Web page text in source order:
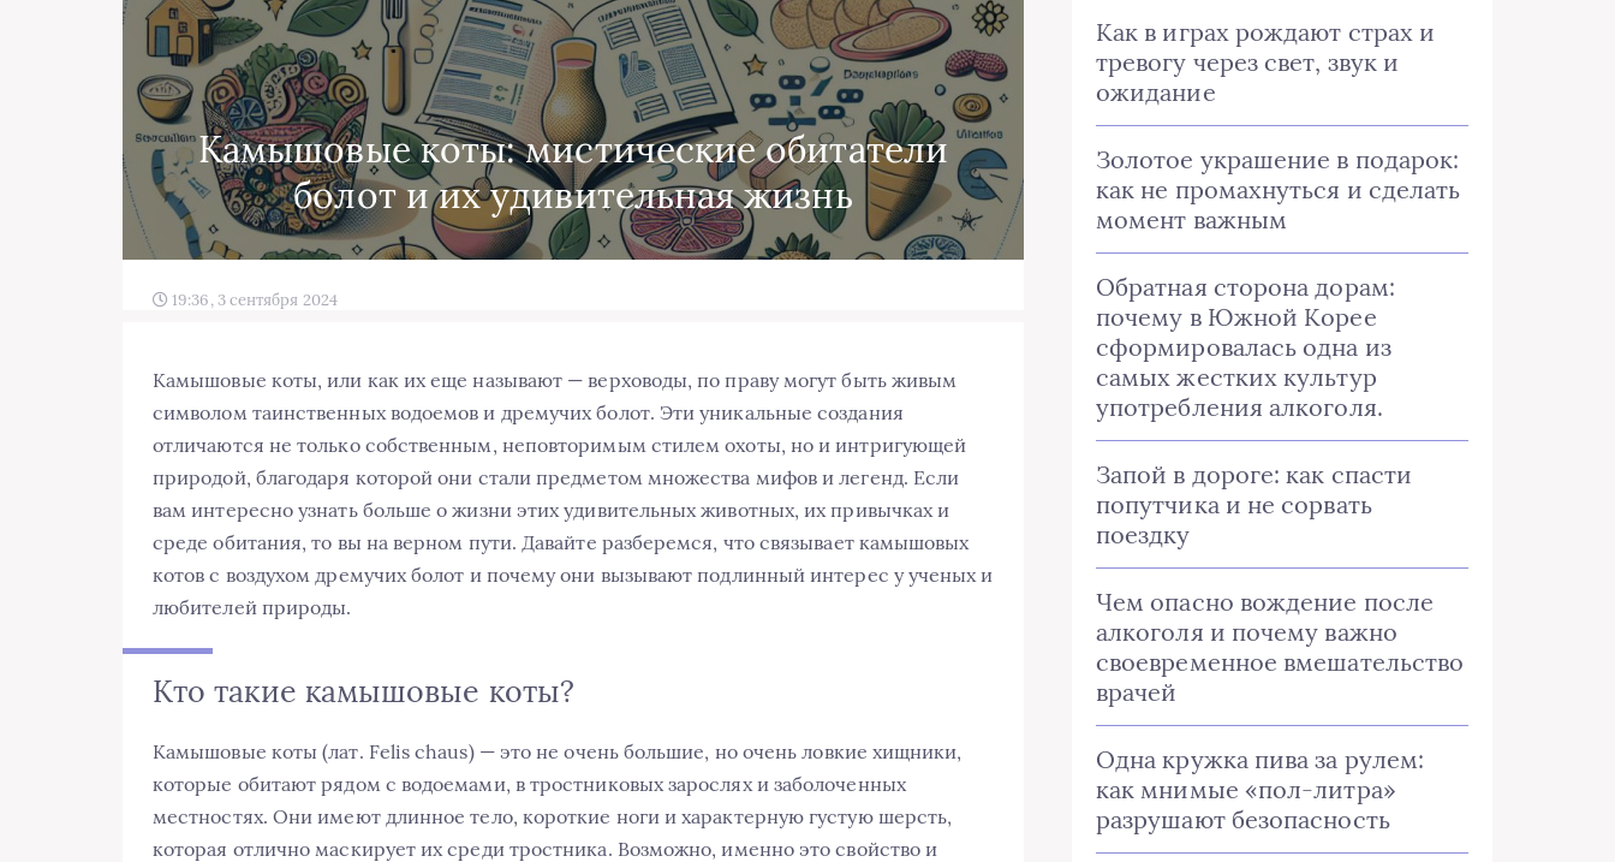
Камышовые коты: мистические обитатели
болот и их удивительная жизнь
19:36, 3 сентября 2024
Камышовые коты, или как их еще называют — верховоды, по праву могут быть живым
символом таинственных водоемов и дремучих болот. Эти уникальные создания
отличаются не только собственным, неповторимым стилем охоты, но и интригующей
природой, благодаря которой они стали предметом множества мифов и легенд. Если
вам интересно узнать больше о жизни этих удивительных животных, их привычках и
среде обитания, то вы на верном пути. Давайте разберемся, что связывает камышовых
котов с воздухом дремучих болот и почему они вызывают подлинный интерес у ученых и
любителей природы.
Кто такие камышовые коты?
Камышовые коты (лат. Felis chaus) — это не очень большие, но очень ловкие хищники,
которые обитают рядом с водоемами, в тростниковых зарослях и заболоченных
местностях. Они имеют длинное тело, короткие ноги и характерную густую шерсть,
которая отлично маскирует их среди тростника. Возможно, именно это свойство и
Как в играх рождают страх и
тревогу через свет, звук и
ожидание
Золотое украшение в подарок:
как не промахнуться и сделать
момент важным
Обратная сторона дорам:
почему в Южной Корее
сформировалась одна из
самых жестких культур
употребления алкоголя.
Запой в дороге: как спасти
попутчика и не сорвать
поездку
Чем опасно вождение после
алкоголя и почему важно
своевременное вмешательство
врачей
Одна кружка пива за рулем:
как мнимые «пол-литра»
разрушают безопасность